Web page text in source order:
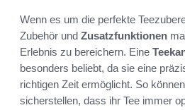
Wenn es um die perfekte
Zubehör und Zusatzfunktionen
Erlebnis zu bereichern. Eine
besonders beliebt, da sie eine
richtigen Zeit ermöglicht. So
sicherstellen, dass ihr Tee immer